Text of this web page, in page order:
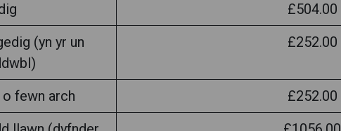
£504.00
(yn yr un
£252.00
fewn arch
£252.00